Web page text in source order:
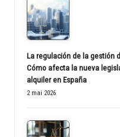
La regulación de la gestión
Cómo afecta la nueva
alquiler en España
2 mai 2026